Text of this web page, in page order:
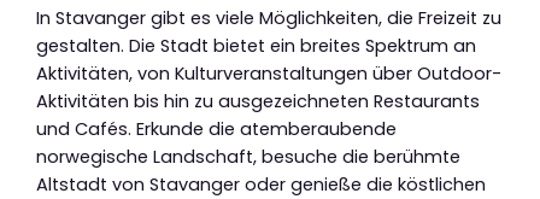
In Stavanger gibt es viele Möglichkeiten, die Freizeit zu
gestalten. Die Stadt bietet ein breites Spektrum an
Aktivitäten, von Kulturveranstaltungen über Outdoor-
Aktivitäten bis hin zu ausgezeichneten Restaurants
und Cafés. Erkunde die atemberaubende
norwegische Landschaft, besuche die berühmte
Altstadt von Stavanger oder genieße die köstlichen